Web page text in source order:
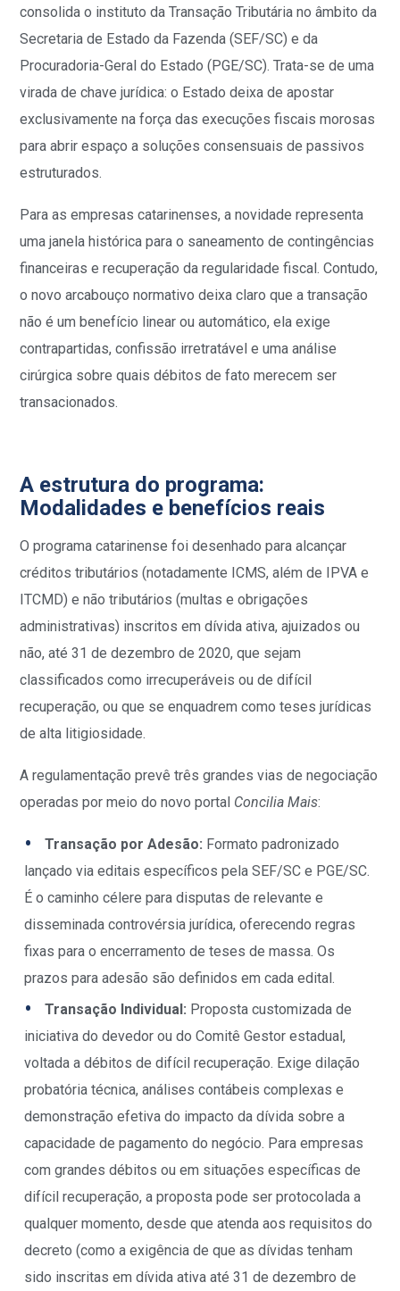
consolida o instituto da Transação Tributária no âmbito da
Secretaria de Estado da Fazenda (SEF/SC) e da
Procuradoria-Geral do Estado (PGE/SC). Trata-se de uma
virada de chave jurídica: o Estado deixa de apostar
exclusivamente na força das execuções fiscais morosas
para abrir espaço a soluções consensuais de passivos
estruturados.
Para as empresas catarinenses, a novidade representa
uma janela histórica para o saneamento de contingências
financeiras e recuperação da regularidade fiscal. Contudo,
o novo arcabouço normativo deixa claro que a transação
não é um benefício linear ou automático, ela exige
contrapartidas, confissão irretratável e uma análise
cirúrgica sobre quais débitos de fato merecem ser
transacionados.
A estrutura do programa:
Modalidades e benefícios reais
O programa catarinense foi desenhado para alcançar
créditos tributários (notadamente ICMS, além de IPVA e
ITCMD) e não tributários (multas e obrigações
administrativas) inscritos em dívida ativa, ajuizados ou
não, até 31 de dezembro de 2020, que sejam
classificados como irrecuperáveis ou de difícil
recuperação, ou que se enquadrem como teses jurídicas
de alta litigiosidade.
A regulamentação prevê três grandes vias de negociação
operadas por meio do novo portal Concilia Mais:
Transação por Adesão: Formato padronizado
lançado via editais específicos pela SEF/SC e PGE/SC.
É o caminho célere para disputas de relevante e
disseminada controvérsia jurídica, oferecendo regras
fixas para o encerramento de teses de massa. Os
prazos para adesão são definidos em cada edital.
Transação Individual: Proposta customizada de
iniciativa do devedor ou do Comitê Gestor estadual,
voltada a débitos de difícil recuperação. Exige dilação
probatória técnica, análises contábeis complexas e
demonstração efetiva do impacto da dívida sobre a
capacidade de pagamento do negócio. Para empresas
com grandes débitos ou em situações específicas de
difícil recuperação, a proposta pode ser protocolada a
qualquer momento, desde que atenda aos requisitos do
decreto (como a exigência de que as dívidas tenham
sido inscritas em dívida ativa até 31 de dezembro de